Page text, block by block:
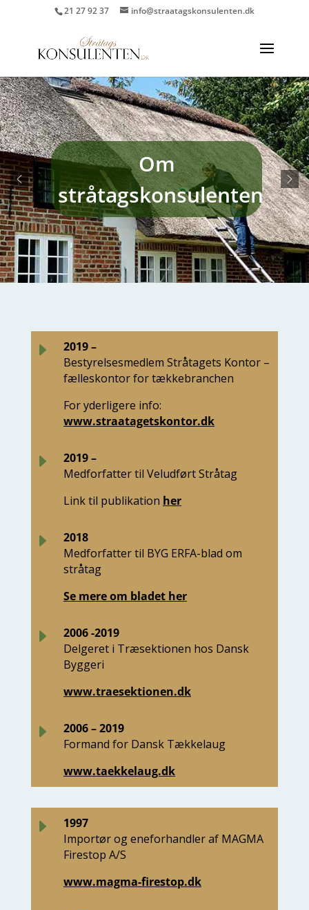
21 27 92 37 info@straatagskonsulenten.dk
Om
stråtagskonsulenten
E
2019 –
Bestyrelsesmedlem Stråtagets Kontor –
fælleskontor for tækkebranchen
For yderligere info:
www.straatagetskontor.dk
E
2019 –
Medforfatter til Veludført Stråtag
Link til publikation her
E
2018
Medforfatter til BYG ERFA-blad om
stråtag
Se mere om bladet her
E
2006 -2019
Delgeret i Træsektionen hos Dansk
Byggeri
www.traesektionen.dk
E
2006 – 2019
Formand for Dansk Tækkelaug
www.taekkelaug.dk
E
1997
Importør og eneforhandler af MAGMA
Firestop A/S
www.magma-firestop.dk